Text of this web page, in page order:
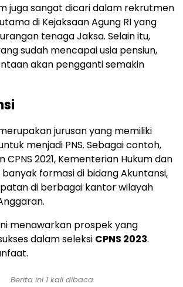
juga sangat dicari dalam rekrutmen
di Kejaksaan Agung RI yang
tenaga Jaksa. Selain itu,
sudah mencapai usia pensiun,
akan pengganti semakin
jurusan yang memiliki
menjadi PNS. Sebagai contoh,
2021, Kementerian Hukum dan
formasi di bidang Akuntansi,
di berbagai kantor wilayah
menawarkan prospek yang
dalam seleksi CPNS 2023.
Berita ini 1 kali dibaca